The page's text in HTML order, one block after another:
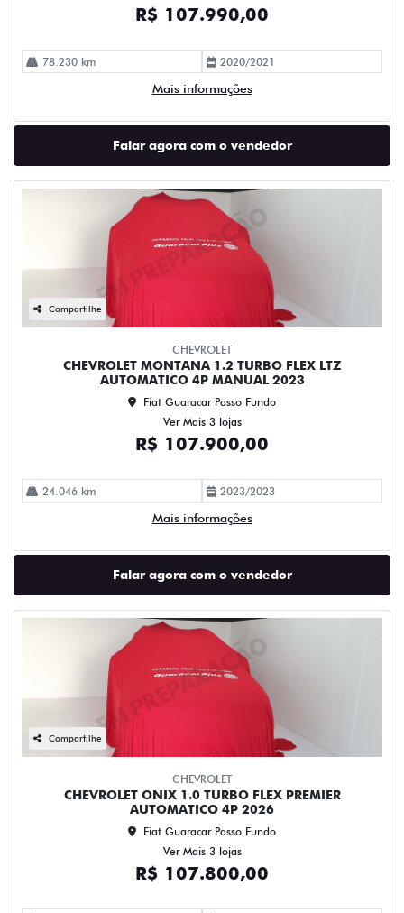
R$ 107.990,00
78.230 km 2020/2021
Mais informações
Falar agora com o vendedor
Compartilhe
CHEVROLET
CHEVROLET MONTANA 1.2 TURBO FLEX LTZ
AUTOMATICO 4P MANUAL 2023
Fiat Guaracar Passo Fundo
Ver Mais 3 lojas
R$ 107.900,00
24.046 km 2023/2023
Mais informações
Falar agora com o vendedor
Compartilhe
CHEVROLET
CHEVROLET ONIX 1.0 TURBO FLEX PREMIER
AUTOMATICO 4P 2026
Fiat Guaracar Passo Fundo
Ver Mais 3 lojas
R$ 107.800,00